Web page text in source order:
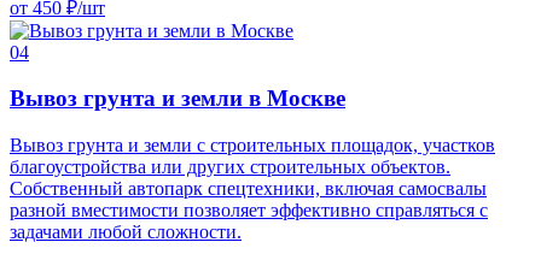
от 450 ₽/шт
04
Вывоз грунта и земли в Москве
Вывоз грунта и земли с строительных площадок, участков
благоустройства или других строительных объектов.
Собственный автопарк спецтехники, включая самосвалы
разной вместимости позволяет эффективно справляться с
задачами любой сложности.